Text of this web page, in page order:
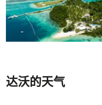
达沃的天气